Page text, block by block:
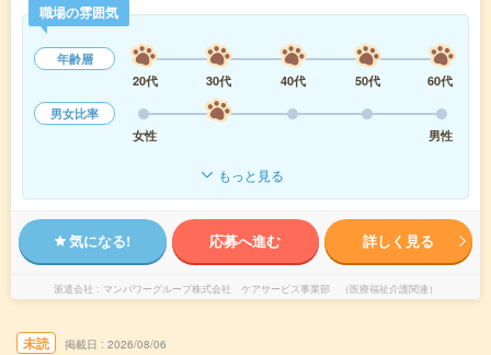
職場の雰囲気
年齢層
20代
30代 40代 50代
60代
男女比率
女性
男性
もっと見る
気になる! 応募へ進む 詳しく見る
派遣会社 マンパワーグループ株式会社 ケアサービス事業部 （医療福祉介護関連）
未読 掲載日 2026/08/06